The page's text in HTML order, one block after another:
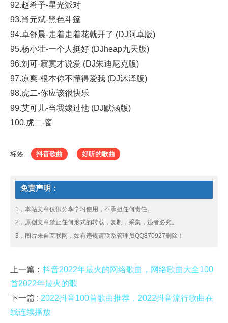
92.赵希予-星光派对
93.肖元斌-黑色斗篷
94.卓舒晨-走着走着花就开了 (DJ阿卓版)
95.杨小壮-一个人挺好 (DJheap九天版)
96.刘可-寂寞才说爱 (DJ朱迪尼克版)
97.凉爽-根本你不懂得爱我 (DJ沐泽版)
98.虎二-你应该很快乐
99.艾可儿-当我嫁过他 (DJ默涵版)
100.虎二-窗
标签: 抖音歌曲 好听的歌曲
免责声明：
1，本站文章仅供分享学习使用，不承担任何责任。
2，原创文章禁止任何形式的转载，复制，采集，违者必究。
3，图片来自互联网，如有违规请联系管理员QQ870927删除！
上一篇： 抖音2022年最火的网络歌曲，网络歌曲大全100
首2022年最火的歌
下一篇 : 2022抖音100首歌曲推荐，2022抖音流行歌曲在
线连续播放